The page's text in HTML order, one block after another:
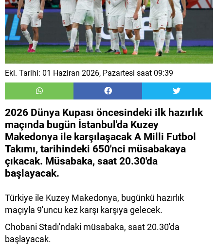
Ekl. Tarihi: 01 Haziran 2026, Pazartesi saat 09:39
2026 Dünya Kupası öncesindeki ilk hazırlık
maçında bugün İstanbul'da Kuzey
Makedonya ile karşılaşacak A Milli Futbol
Takımı, tarihindeki 650'nci müsabakaya
çıkacak. Müsabaka, saat 20.30'da
başlayacak.
Türkiye ile Kuzey Makedonya, bugünkü hazırlık
maçıyla 9'uncu kez karşı karşıya gelecek.
Chobani Stadı'ndaki müsabaka, saat 20.30'da
başlayacak.